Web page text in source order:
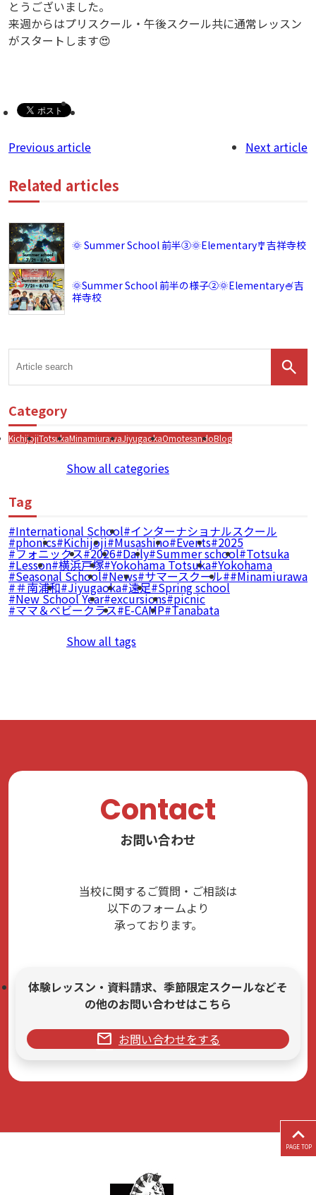
とうございました。
来週からはプリスクール・午後スクール共に通常レッスン
がスタートします😍
Previous article Next article
Related articles
🌞 Summer School 前半③🌞Elementary🎐吉祥寺校
🌞Summer School 前半の様子②🌞Elementary🍧吉
祥寺校
Category
KichijojiTotsukaMinamiurawaJiyugaokaOmotesandoBlog
Show all categories
Tag
International School インターナショナルスクール
phonics Kichijoji Musashino Events 2025
フォニックス 2026 Daily Summer school Totsuka
Lesson 横浜戸塚 Yokohama Totsuka Yokohama
Seasonal School News サマースクール #Minamiurawa
＃南浦和 Jiyugaoka 遠足 Spring school
New School Year excursions picnic
ママ＆ベビークラス E-CAMP Tanabata
Show all tags
Contact
お問い合わせ
当校に関するご質問・ご相談は
以下のフォームより
承っております。
体験レッスン・資料請求、季節限定スクールなどそ
の他のお問い合わせはこちら
mail お問い合わせをする
PAGE TOP